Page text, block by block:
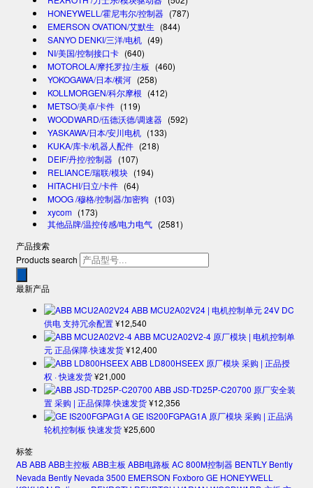
HONEYWELL/霍尼韦尔/控制器 (787)
EMERSON OVATION/艾默生 (844)
SANYO DENKI/三洋/电机 (49)
NI/美国/控制接口卡 (640)
MOTOROLA/摩托罗拉/主板 (460)
YOKOGAWA/日本/横河 (258)
KOLLMORGEN/科尔摩根 (412)
METSO/美卓/卡件 (119)
WOODWARD/伍德沃德/调速器 (592)
YASKAWA/日本/安川电机 (133)
KUKA/库卡/机器人配件 (218)
DEIF/丹控/控制器 (107)
RELIANCE/瑞联/模块 (194)
HITACHI/日立/卡件 (64)
MOOG /穆格/控制器/加密狗 (103)
xycom (173)
其他品牌/温控传感/电力电气 (2581)
产品搜索
Products search
最新产品
ABB MCU2A02V24 | 电机控制单元 24V DC
供电 支持冗余配置¥12,540
ABB MCU2A02V2-4 原厂模块 | 电机控制单
元 正品保障·快速发货¥12,400
ABB LD800HSEEX 原厂模块 采购 | 正品授
权 · 快速发货¥21,000
ABB JSD-TD25P-C20700 原厂安全装
置 采购 | 正品保障·快速发货¥12,356
GE IS200FGPAG1A 原厂模块 采购 | 正品涡
轮机控制板 快速发货¥25,600
标签
ABABBABB主控板 ABB主板 ABB电路板 AC 800M控制器 BENTLY Bently
Nevada Bently Nevada 3500 EMERSON Foxboro GE HONEYWELL